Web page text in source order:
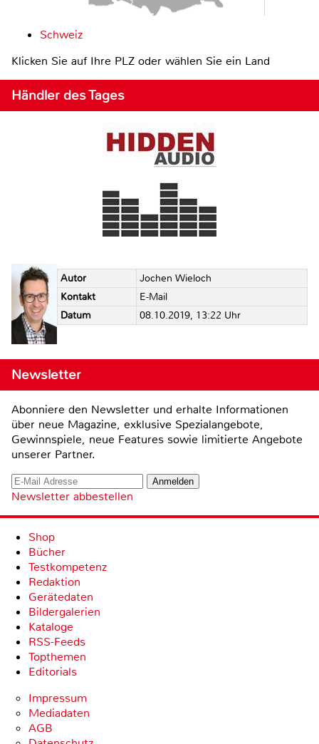
Schweiz
Klicken Sie auf Ihre PLZ oder wählen Sie ein Land
Händler des Tages
Autor
Jochen Wieloch
Kontakt
E-Mail
Datum
08.10.2019, 13:22 Uhr
Newsletter
Abonniere den Newsletter und erhalte Informationen
über neue Magazine, exklusive Spezialangebote,
Gewinnspiele, neue Features sowie limitierte Angebote
unserer Partner.
Newsletter abbestellen
Shop
Bücher
Testkompetenz
Redaktion
Gerätedaten
Bildergalerien
Kataloge
RSS-Feeds
Topthemen
Editorials
Impressum
Mediadaten
AGB